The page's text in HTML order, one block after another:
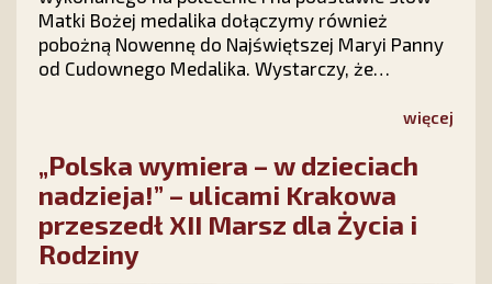
Matki Bożej medalika dołączymy również
pobożną Nowennę do Najświętszej Maryi Panny
od Cudownego Medalika. Wystarczy, że
Stowarzyszenia Ks. Piotra Skargi „Dar Maryi”
numer 12 423 44 23, a Medalik i Nowenna będą
Twoje!
więcej
„Polska wymiera – w dzieciach
nadzieja!” – ulicami Krakowa
przeszedł XII Marsz dla Życia i
Rodziny